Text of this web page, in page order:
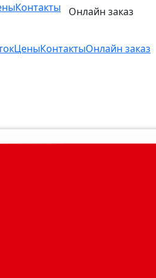
Контакты
Онлайн заказ
ЦеныКонтактыОнлайн заказ